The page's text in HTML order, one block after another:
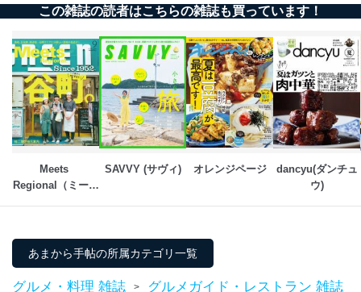
当社は以下の個人情報保護管理者を設置し、個人情報保
用・提供・管理いたします。
東京都渋谷区南平台町16-11
株式会社富士山マガジンサービス
代表取締役会長 西野 伸一郎
個人情報保護管理者: 経営管理グループディレクター 前
田 嘉也
当社が取り扱う開示対象個人情報の利用目的は次のとお
りです。
購入商品の配送のため
商品代金回収のため
この雑誌の読者はこちらの雑誌も買っています！
Meets
Regional（ミーツ
SAVVY (サヴィ) オレンジページ
dancyu(ダンチュ
ウ)
あまから手帖の所属カテゴリ一覧
グルメ・料理 雑誌 >
グルメガイド・レストラン 雑誌